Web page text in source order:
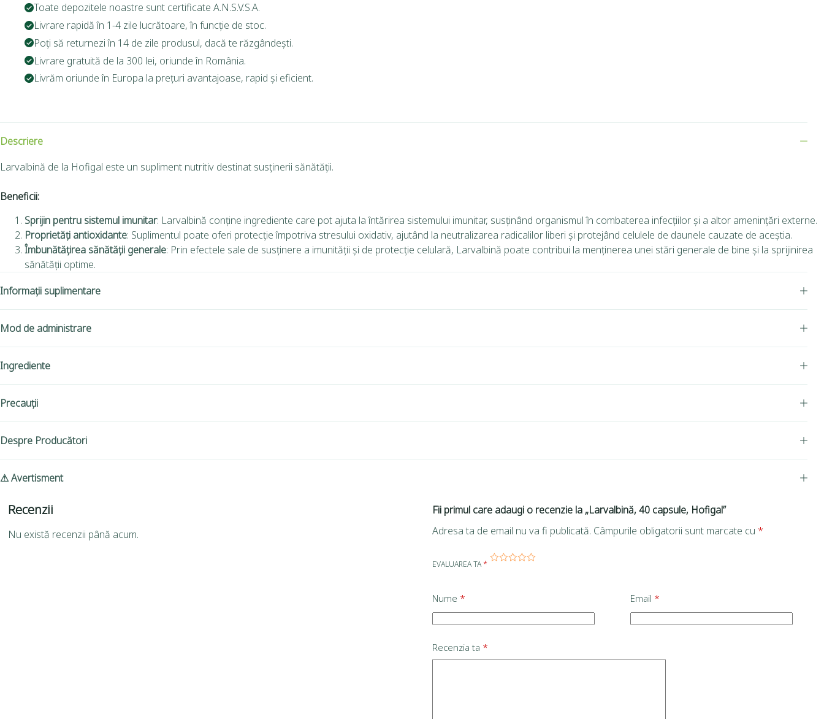
Toate depozitele noastre sunt certificate A.N.S.V.S.A.
Livrare rapidă în 1-4 zile lucrătoare, în funcție de stoc.
Poți să returnezi în 14 de zile produsul, dacă te răzgândești.
Livrare gratuită de la 300 lei, oriunde în România.
Livrăm oriunde în Europa la prețuri avantajoase, rapid și eficient.
Descriere
Larvalbină de la Hofigal este un supliment nutritiv destinat susținerii sănătății.
Beneficii:
Sprijin pentru sistemul imunitar: Larvalbină conține ingrediente care pot ajuta la întărirea sistemului imunitar, susținând organismul în combaterea infecțiilor și a altor amenințări externe.
Proprietăți antioxidante: Suplimentul poate oferi protecție împotriva stresului oxidativ, ajutând la neutralizarea radicalilor liberi și protejând celulele de daunele cauzate de aceștia.
Îmbunătățirea sănătății generale: Prin efectele sale de susținere a imunității și de protecție celulară, Larvalbină poate contribui la menținerea unei stări generale de bine și la sprijinirea
sănătății optime.
Informații suplimentare
Mod de administrare
Ingrediente
Precauții
Despre Producători
⚠ Avertisment
Recenzii
Nu există recenzii până acum.
Fii primul care adaugi o recenzie la „Larvalbină, 40 capsule, Hofigal”
Adresa ta de email nu va fi publicată. Câmpurile obligatorii sunt marcate cu *
EVALUAREA TA*
Nume * Email *
Recenzia ta *